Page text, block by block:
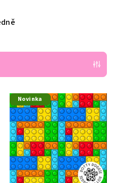
Novinka